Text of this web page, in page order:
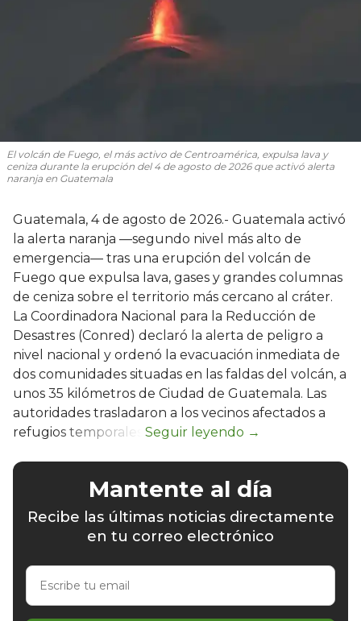
El volcán de Fuego, el más activo de Centroamérica, expulsa lava y
ceniza durante la erupción del 4 de agosto de 2026 que activó alerta
naranja en Guatemala
Guatemala, 4 de agosto de 2026.- Guatemala activó
la alerta naranja —segundo nivel más alto de
emergencia— tras una erupción del volcán de
Fuego que expulsa lava, gases y grandes columnas
de ceniza sobre el territorio más cercano al cráter.
La Coordinadora Nacional para la Reducción de
Desastres (Conred) declaró la alerta de peligro a
nivel nacional y ordenó la evacuación inmediata de
dos comunidades situadas en las faldas del volcán, a
unos 35 kilómetros de Ciudad de Guatemala. Las
autoridades trasladaron a los vecinos afectados a
refugios temporales.
Mantente al día
Recibe las últimas noticias directamente
en tu correo electrónico
Escribe
email